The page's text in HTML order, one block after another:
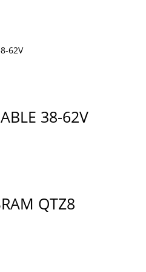
38-62V
QTZ8